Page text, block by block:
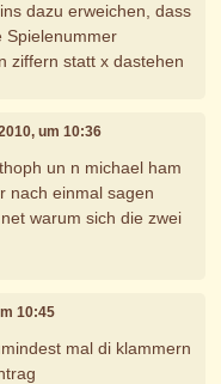
dazu erweichen, dass
Spielenummer
ziffern statt x dastehen
um 10:36
un n michael ham
nach einmal sagen
warum sich die zwei
10:45
mal di klammern